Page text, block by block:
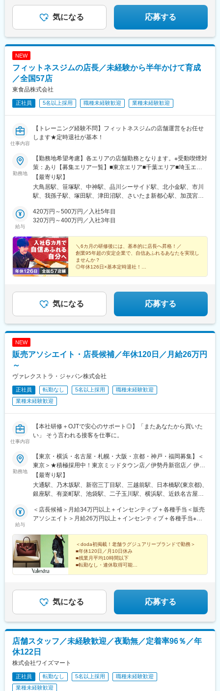
駅、ドーム前駅、妙音通駅、高槻駅、駒ケ林駅、今池駅(愛知県)、
山陽姫路駅、山陽垂水駅、新伊丹駅、小路駅、宮之阪駅、山科
駅、さくら夙川駅、丹波口駅、松陰神社前駅、向河原駅、東北沢
駅、永田町駅、新宿御苑前駅、代々木公園駅、芝公園駅、東海神
駅、神保町駅、恵比寿駅、高輪ゲートウェイ駅、内幸町駅、茅場
小川町駅(東京都)、大門駅(東京都)、東白楽駅、加茂宮駅、府中本
町駅、反町駅、高輪台駅、下落合駅、武蔵新田駅、国道駅、長原
駅(東京都)、西大橋駅、西大路三条駅、名鉄名古屋駅、三条京阪
駅、ドーム前千代崎駅、瑞穂運動場西駅、車道駅、東垂水駅、伊
丹駅(福知山線)、四宮駅、香櫨園駅、京都河原町駅
煙＞
駅、三郷駅(埼玉県)、牛久駅、研究学園駅、桜本町駅、鳴海駅、平
針駅、青山駅(愛知県)、羽島市役所前駅、可児駅、大阪駅、向河原
駅、福島駅(大阪府・阪神線)
★UIJターン歓迎！引っ越し手当あり
気になる 応募する
NEW
フィットネスジムの店長／未経験から半年かけて育成
／全国57店
東食品株式会社
正社員 5名以上採用 職種未経験歓迎 業種未経験歓迎
仕事内容
【トレーニング経験不問】フィットネスジムの店舗運営をお任せ
します★定時退社が基本！
勤務地
【勤務地希望考慮】各エリアの店舗勤務となります。※受動喫煙対
策：あり【募集エリア一覧】■東京エリア■千葉エリア■埼玉エリ
ア■愛知エリア■高知エリア※下記は勤務地の一例となります。
【最寄り駅】
大鳥居駅、笹塚駅、中神駅、品川シーサイド駅、北小金駅、市川
駅、我孫子駅、塚田駅、津田沼駅、さいたま新都心駅、加茂宮
宮駅、観音寺駅(愛知県)、旭駅前通駅、穴守稲荷駅、東中神駅、青
物横丁駅、市川真間駅、新津田沼駅、宮原駅、妙興寺駅、鮫洲
給与
420万円～500万円／入社5年目
320万円～400万円／入社3年目
＼6カ月の研修後には、基本的に店長へ昇格！／
創業95年超の安定企業で、自信あふれるあなたを実現し
ませんか？
◎年休126日×基本定時退社！
気になる 応募する
NEW
販売アソシエイト・店長候補／年休120日／月給26万円
～
ヴァレクストラ・ジャパン株式会社
正社員 転勤なし 5名以上採用
職種未経験歓迎
業種未経験歓迎
仕事内容
【本社研修＋OJTで安心のサポート◎】「またあなたから買いた
い」 そう言われる接客を仕事に。
勤務地
【東京・横浜・名古屋・札幌・大阪・京都・神戸・福岡募集】＜
東京＞★積極採用中！東京ミッドタウン店／伊勢丹新宿店／ 伊勢
丹新宿店メンズ館日本橋三越本店／日本橋高島屋店／銀座三越店
銀座三越 1階／阪急メンズ東京店／西武池袋本店／玉川高島屋店
＜神奈川＞★積極採用中！横浜高島屋店／横浜そごう＜愛知＞★
＜北海道＞★積極採用中！丸井今井札幌本店＜大阪＞阪急うめだ
本店／阪急メンズ大阪店／大阪高島屋店／あべのハルカス近鉄本
神戸店＜福岡＞岩田屋本店／博多阪急店／Valextra Fukuoka※受動
喫煙対策あり
【最寄り駅】
大通駅、乃木坂駅、新宿三丁目駅、三越前駅、日本橋駅(東京都)、
銀座駅、有楽町駅、池袋駅、二子玉川駅、横浜駅、近鉄名古屋
(南海線)、大阪阿部野橋駅、旧居留地・大丸前駅、西鉄福岡駅、博
多駅、天神駅、西４丁目駅、六本木駅、新宿駅(東京メトロ)、新日
県)、京都河原町駅、四条駅(京都市営)、大阪梅田駅(阪神線)、大阪
梅田駅(阪急線)、なんば駅(地下鉄)、天王寺駅前駅、元町駅(兵庫
県)、祇園駅(福岡県)、狸小路駅、新宿駅、京橋駅(東京都)、銀座一
丁目駅、日比谷駅、都電雑司ケ谷駅、平沼橋駅、神奈川駅、名鉄
名古屋駅、栄町駅(愛知県)、三条駅(京都府)、東梅田駅、大阪難波
給与
＜店長候補＞月給34万円以上＋インセンティブ＋各種手当＜販売
アソシエイト＞月給26万円以上＋インセンティブ＋各種手当※い
＜doda初掲載！老舗ラグジュアリーブランドで勤務＞
■年休120日／月10日休み
■残業月平均10時間以下
■転勤なし・連休取得可能
気になる 応募する
店舗スタッフ／未経験歓迎／夜勤無／定着率96％／年
休122日
株式会社ワイズマート
正社員 転勤なし 5名以上採用
職種未経験歓迎
業種未経験歓迎